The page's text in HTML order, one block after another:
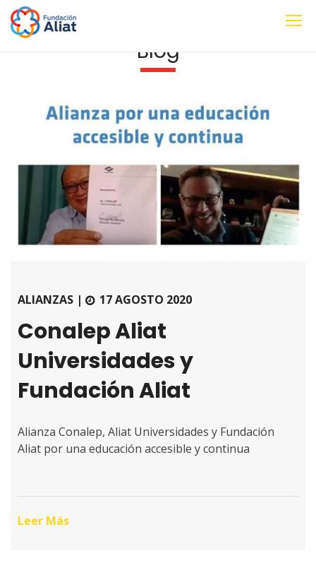
Blog
ALIANZAS | 17 AGOSTO 2020
Conalep Aliat
Universidades y
Fundación Aliat
Alianza Conalep, Aliat Universidades y Fundación
Aliat por una educación accesible y continua
Leer Más